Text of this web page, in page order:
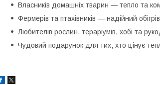
Власників домашніх тварин — тепло та
Фермерів та птахівників — надійний
Любителів рослин, тераріумів, хобі та
Чудовий подарунок для тих, хто цінує